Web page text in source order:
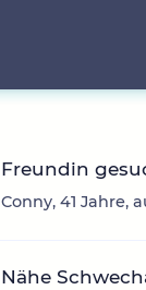
Freundin
Conny, 41 Jahre,
Nähe